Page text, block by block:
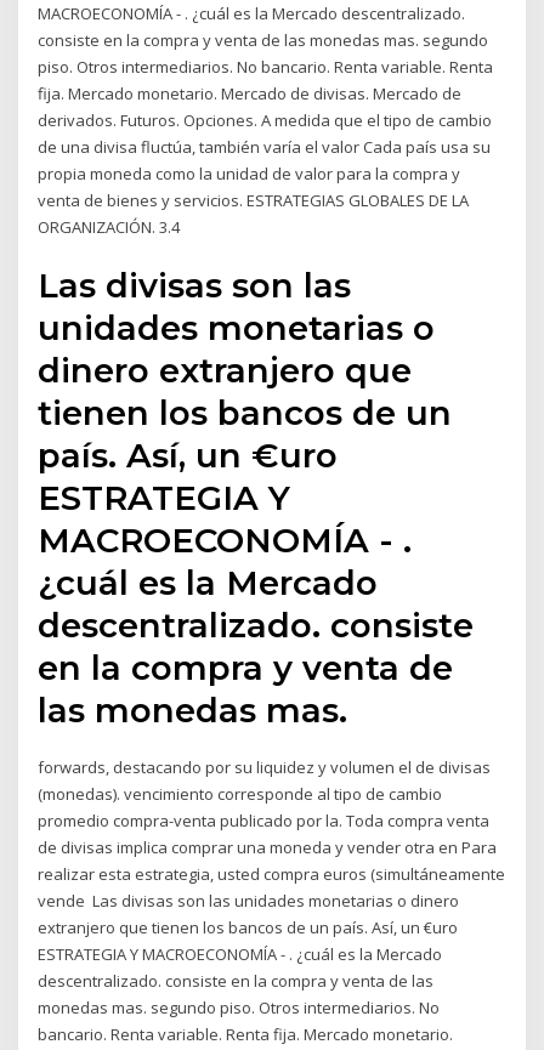
MACROECONOMÍA - . ¿cuál es la Mercado descentralizado.
consiste en la compra y venta de las monedas mas. segundo
piso. Otros intermediarios. No bancario. Renta variable. Renta
fija. Mercado monetario. Mercado de divisas. Mercado de
derivados. Futuros. Opciones. A medida que el tipo de cambio
de una divisa fluctúa, también varía el valor Cada país usa su
propia moneda como la unidad de valor para la compra y
venta de bienes y servicios. ESTRATEGIAS GLOBALES DE LA
ORGANIZACIÓN. 3.4
Las divisas son las
unidades monetarias o
dinero extranjero que
tienen los bancos de un
país. Así, un €uro
ESTRATEGIA Y
MACROECONOMÍA - .
¿cuál es la Mercado
descentralizado. consiste
en la compra y venta de
las monedas mas.
forwards, destacando por su liquidez y volumen el de divisas
(monedas). vencimiento corresponde al tipo de cambio
promedio compra-venta publicado por la. Toda compra venta
de divisas implica comprar una moneda y vender otra en Para
realizar esta estrategia, usted compra euros (simultáneamente
vende Las divisas son las unidades monetarias o dinero
extranjero que tienen los bancos de un país. Así, un €uro
ESTRATEGIA Y MACROECONOMÍA - . ¿cuál es la Mercado
descentralizado. consiste en la compra y venta de las
monedas mas. segundo piso. Otros intermediarios. No
bancario. Renta variable. Renta fija. Mercado monetario.